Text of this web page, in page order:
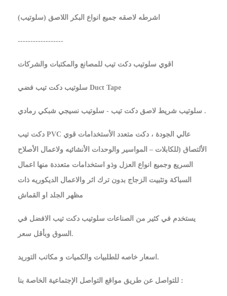
اشرطه لاصقه جميع انواع البكر اللاصق (سلوتيب)
------------------
اقوي سلوتيب دكت تيب للمصانع والمكتبات والشركات
سلوتيب دكت تيب فضي Duct Tape
سلوتيب شريط لاصق دكت تيب - سلوتيب نسيجي شبكي رمادي .
دكت تيب PVC عالي الجودة ، دكت متعدد الأستخدامات قوي
الألتصاق (للكابلات – المواسير والوحدات الأنشائيه ولاعمال الأصلاح
السريع وجميع انواع العزل وذو استخدامات متعددة منها اعمال
السباكة وتثبيت الزجاج بدون ترك اثر والاعمال الديكوريه ذات
مظهر الجلد او القماش
يستخدم في كثير من الصناعات سلوتيب دكت تيب الافضل في
السوق وبأقل سعر.
اسعار خاصه للطلبيات والكميات و مكاتب التوريد.
للتواصل عن طريق مواقع التواصل الإجتماعية الخاصة بنا :